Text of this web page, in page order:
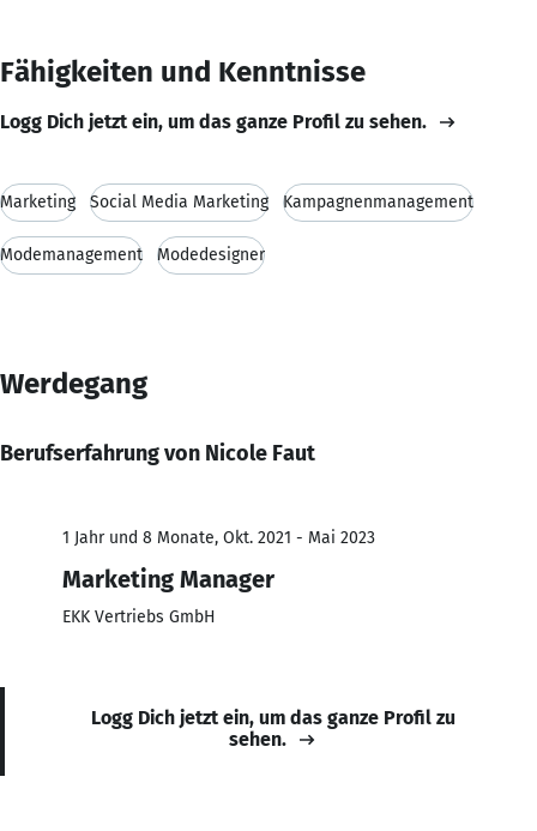
Fähigkeiten und Kenntnisse
Logg Dich jetzt ein, um das ganze Profil zu sehen.
Marketing Social Media Marketing Kampagnenmanagement
Modemanagement Modedesigner
Werdegang
Berufserfahrung von Nicole Faut
1 Jahr und 8 Monate, Okt. 2021 - Mai 2023
Marketing Manager
EKK Vertriebs GmbH
Logg Dich jetzt ein, um das ganze Profil zu
sehen.